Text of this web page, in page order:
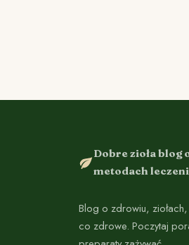
Dobre zioła blog
metodach
Blog o zdrowiu, ziołach,
co zdrowe. Poczytaj